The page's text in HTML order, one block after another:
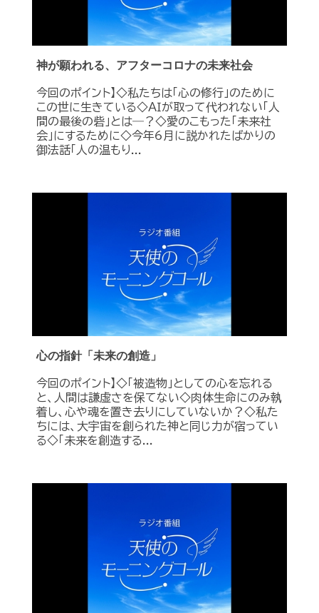
神が願われる、アフターコロナの未来社会
今回のポイント】◇私たちは「心の修行」のために
この世に生きている◇ＡＩが取って代われない「人
間の最後の砦」とは―？◇愛のこもった「未来社
会」にするために◇今年6月に説かれたばかりの
御法話「人の温もり...
心の指針「未来の創造」
今回のポイント】◇「被造物」としての心を忘れる
と、人間は謙虚さを保てない◇肉体生命にのみ執
着し、心や魂を置き去りにしていないか？◇私た
ちには、大宇宙を創られた神と同じ力が宿ってい
る◇「未来を創造する...